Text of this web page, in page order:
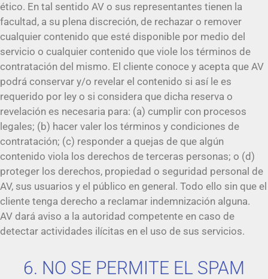
ético. En tal sentido AV o sus representantes tienen la
facultad, a su plena discreción, de rechazar o remover
cualquier contenido que esté disponible por medio del
servicio o cualquier contenido que viole los términos de
contratación del mismo. El cliente conoce y acepta que AV
podrá conservar y/o revelar el contenido si así le es
requerido por ley o si considera que dicha reserva o
revelación es necesaria para: (a) cumplir con procesos
legales; (b) hacer valer los términos y condiciones de
contratación; (c) responder a quejas de que algún
contenido viola los derechos de terceras personas; o (d)
proteger los derechos, propiedad o seguridad personal de
AV, sus usuarios y el público en general. Todo ello sin que el
cliente tenga derecho a reclamar indemnización alguna.
AV dará aviso a la autoridad competente en caso de
detectar actividades ilícitas en el uso de sus servicios.
6. NO SE PERMITE EL SPAM